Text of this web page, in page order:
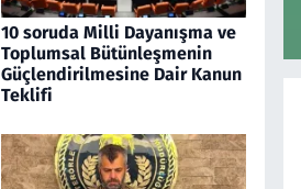
10 soruda Milli Dayanışma ve
Toplumsal Bütünleşmenin
Güçlendirilmesine Dair Kanun
Teklifi